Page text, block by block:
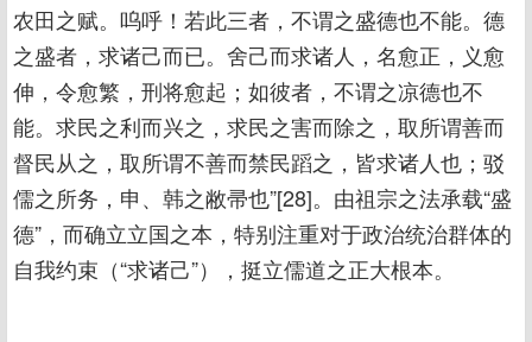
农田之赋。呜呼！若此三者，不谓之盛德也不能。德
之盛者，求诸己而已。舍己而求诸人，名愈正，义愈
伸，令愈繁，刑将愈起；如彼者，不谓之凉德也不
能。求民之利而兴之，求民之害而除之，取所谓善而
督民从之，取所谓不善而禁民蹈之，皆求诸人也；驳
儒之所务，申、韩之敝帚也”[28]。由祖宗之法承载“盛
德”，而确立立国之本，特别注重对于政治统治群体的
自我约束（“求诸己”），挺立儒道之正大根本。